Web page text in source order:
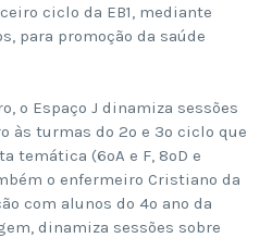
ciclo da EB1, mediante
para promoção da saúde
o Espaço J dinamiza sessões
às turmas do 2º e 3º ciclo que
temática (6ºA e F, 8ºD e
o enfermeiro Cristiano da
com alunos do 4º ano da
dinamiza sessões sobre